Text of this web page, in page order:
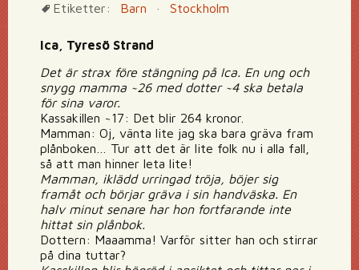
Etiketter:
Barn · Stockholm
Ica, Tyresö Strand
Det är strax före stängning på Ica. En ung och
snygg mamma ~26 med dotter ~4 ska betala
för sina varor.
Kassakillen ~17: Det blir 264 kronor.
Mamman: Oj, vänta lite jag ska bara gräva fram
plånboken… Tur att det är lite folk nu i alla fall,
så att man hinner leta lite!
Mamman, iklädd urringad tröja, böjer sig
framåt och börjar gräva i sin handväska. En
halv minut senare har hon fortfarande inte
hittat sin plånbok.
Dottern: Maaamma! Varför sitter han och stirrar
på dina tuttar?